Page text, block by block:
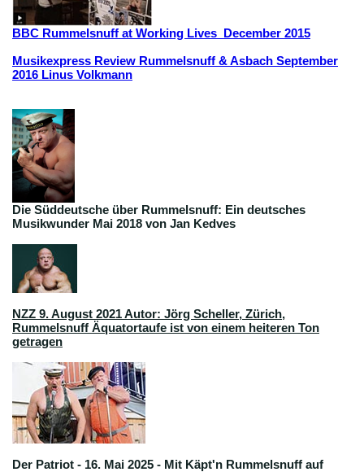
BBC Rummelsnuff at Working Lives December 2015
Musikexpress Review Rummelsnuff & Asbach September
2016 Linus Volkmann
Die Süddeutsche über Rummelsnuff: Ein deutsches
Musikwunder Mai 2018 von Jan Kedves
NZZ 9. August 2021 Autor: Jörg Scheller, Zürich,
Rummelsnuff Äquatortaufe ist von einem heiteren Ton
getragen
Der Patriot - 16. Mai 2025 - Mit Käpt'n Rummelsnuff auf